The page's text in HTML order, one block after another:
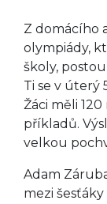
Z domácího
olympiády,
školy,
Ti se v úterý
Žáci měli
příkladů.
velkou
Adam
mezi